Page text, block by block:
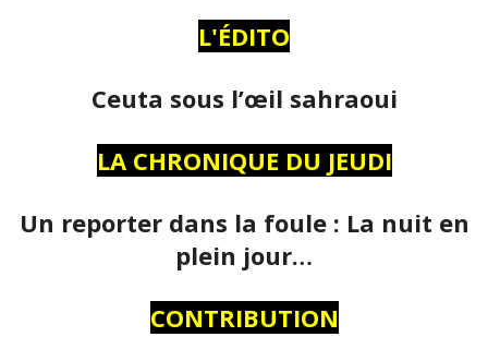
L'ÉDITO
Ceuta sous l’œil sahraoui
LA CHRONIQUE DU JEUDI
Un reporter dans la foule : La nuit en
plein jour…
CONTRIBUTION